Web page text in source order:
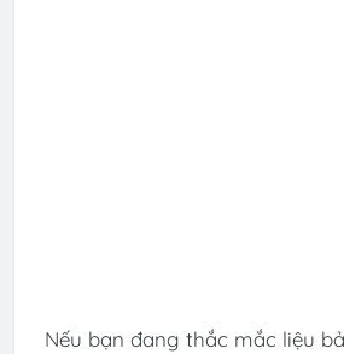
Nếu bạn đang thắc mắc liệu